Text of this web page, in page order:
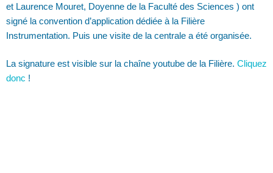
et Laurence Mouret, Doyenne de la Faculté des Sciences ) ont
signé la convention d’application dédiée à la Filière
Instrumentation. Puis une visite de la centrale a été organisée.
La signature est visible sur la chaîne youtube de la Filière. Cliquez
donc !